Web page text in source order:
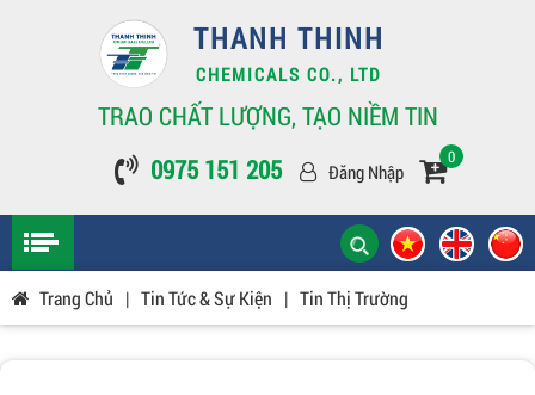
THANH THINH
CHEMICALS CO., LTD
TRAO CHẤT LƯỢNG, TẠO NIỀM TIN
0975 151 205
Đăng Nhập
0
Trang Chủ | Tin Tức & Sự Kiện | Tin Thị Trường